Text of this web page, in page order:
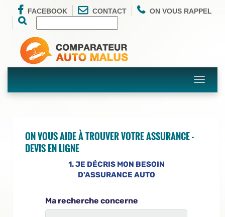
FACEBOOK CONTACT ON VOUS RAPPEL
Toggle
ON VOUS AIDE À TROUVER VOTRE ASSURANCE -
DEVIS EN LIGNE